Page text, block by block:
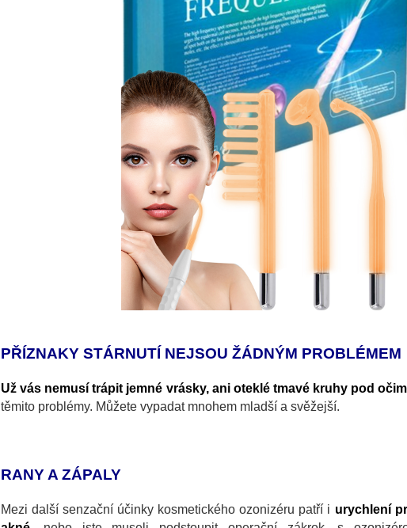
PŘÍZNAKY STÁRNUTÍ NEJSOU ŽÁDNÝM PROBLÉMEM
Už vás nemusí trápit jemné vrásky, ani oteklé tmavé kruhy pod
těmito problémy. Můžete vypadat mnohem mladší a svěžejší.
RANY A ZÁPALY
Mezi další senzační účinky kosmetického ozonizéru patří i urychlení